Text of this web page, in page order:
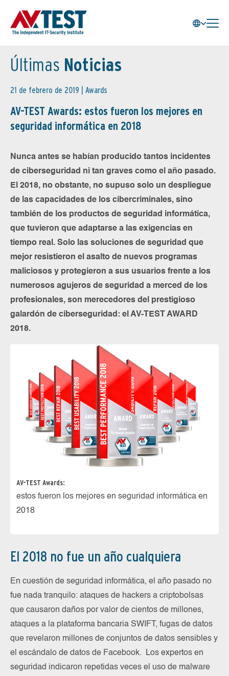
Últimas Noticias
21 de febrero de 2019 | Awards
AV-TEST Awards: estos fueron los mejores en
seguridad informática en 2018
Nunca antes se habían producido tantos incidentes
de ciberseguridad ni tan graves como el año pasado.
El 2018, no obstante, no supuso solo un despliegue
de las capacidades de los cibercriminales, sino
también de los productos de seguridad informática,
que tuvieron que adaptarse a las exigencias en
tiempo real. Solo las soluciones de seguridad que
mejor resistieron el asalto de nuevos programas
maliciosos y protegieron a sus usuarios frente a los
numerosos agujeros de seguridad a merced de los
profesionales, son merecedores del prestigioso
galardón de ciberseguridad: el AV-TEST AWARD
2018.
AV-TEST Awards:
estos fueron los mejores en seguridad informática en
2018
El 2018 no fue un año cualquiera
En cuestión de seguridad informática, el año pasado no
fue nada tranquilo: ataques de hackers a criptobolsas
que causaron daños por valor de cientos de millones,
ataques a la plataforma bancaria SWIFT, fugas de datos
que revelaron millones de conjuntos de datos sensibles y
el escándalo de datos de Facebook. Los expertos en
seguridad indicaron repetidas veces el uso de malware